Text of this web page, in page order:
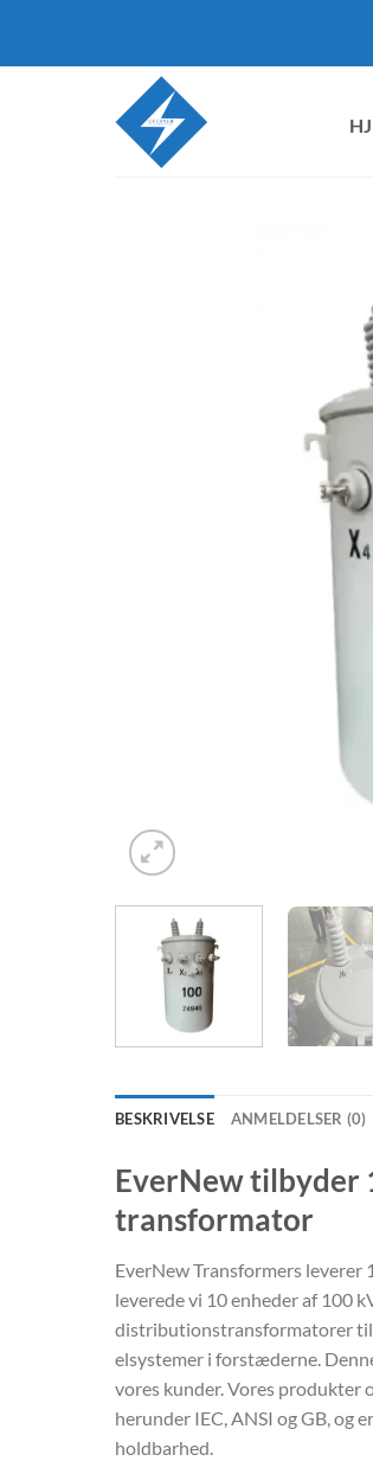
indhold
BESKRIVELSE ANMELDELSER (0)
EverNew tilbyder
transformator
EverNew Transformers leverer
leverede vi 10 enheder af 100
distributionstransformatorer til
elsystemer i forstæderne.
vores kunder. Vores produkter
herunder IEC, ANSI og GB, og
holdbarhed.